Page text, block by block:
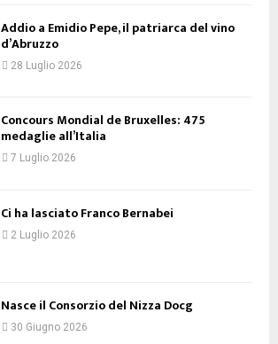
Addio a Emidio Pepe, il patriarca del vino
d’Abruzzo
28 Luglio 2026
Concours Mondial de Bruxelles: 475
medaglie all’Italia
7 Luglio 2026
Ci ha lasciato Franco Bernabei
2 Luglio 2026
Nasce il Consorzio del Nizza Docg
30 Giugno 2026